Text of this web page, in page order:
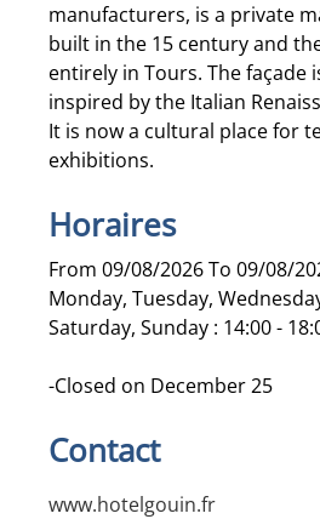
manufacturers, is a private
built in the 15 century and
entirely in Tours. The façade
inspired by the Italian
It is now a cultural place for
exhibitions.
Horaires
From 09/08/2026 To 09/08/
Monday, Tuesday,
Saturday, Sunday : 14:00 -
-Closed on December 25
Contact
www.hotelgouin.fr